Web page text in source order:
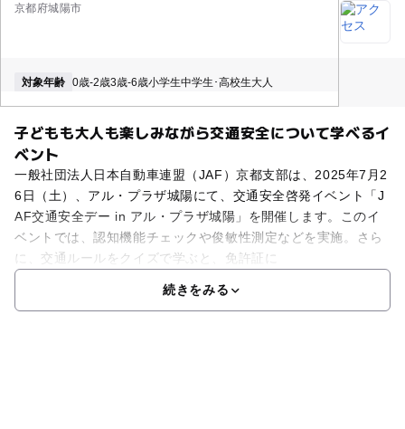
京都府城陽市
対象年齢 0歳-2歳3歳-6歳小学生中学生･高校生大人
子どもも大人も楽しみながら交通安全について学べるイ
ベント
一般社団法人日本自動車連盟（JAF）京都支部は、2025年7月2
6日（土）、アル・プラザ城陽にて、交通安全啓発イベント「J
AF交通安全デー in アル・プラザ城陽」を開催します。このイ
ベントでは、認知機能チェックや俊敏性測定などを実施。さら
に、交通ルールをクイズで学ぶと、免許証に
続きをみる